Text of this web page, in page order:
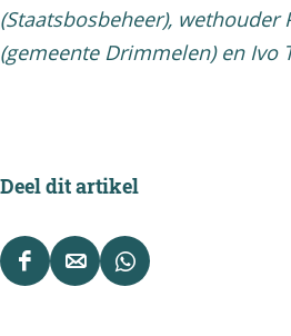
(Staatsbosbeheer), wethouder
(gemeente Drimmelen) en Ivo
Deel dit artikel
D
D
D